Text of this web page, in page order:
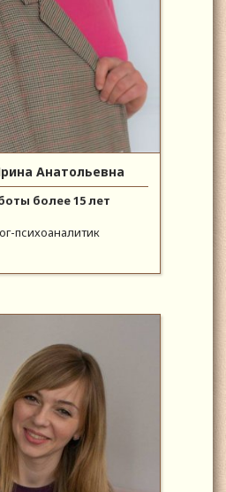
Анатольевна
более 15 лет
психоаналитик